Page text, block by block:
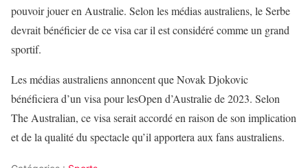
pouvoir jouer en Australie. Selon les médias australiens, le Serbe
devrait bénéficier de ce visa car il est considéré comme un grand
sportif.
Les médias australiens annoncent que Novak Djokovic
bénéficiera d’un visa pour lesOpen d’Australie de 2023. Selon
The Australian, ce visa serait accordé en raison de son implication
et de la qualité du spectacle qu’il apportera aux fans australiens.